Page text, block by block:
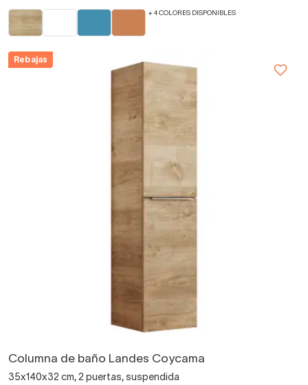
+ 4 COLORES DISPONIBLES
Rebajas
Columna de baño Landes Coycama
35x140x32 cm, 2 puertas, suspendida